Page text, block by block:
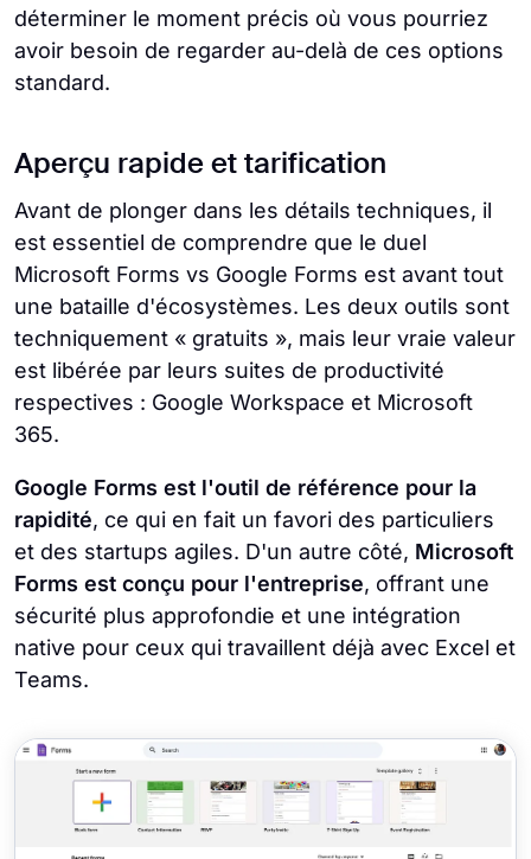
déterminer le moment précis où vous pourriez
avoir besoin de regarder au-delà de ces options
standard.
Aperçu rapide et tarification
Avant de plonger dans les détails techniques, il
est essentiel de comprendre que le duel
Microsoft Forms vs Google Forms est avant tout
une bataille d'écosystèmes. Les deux outils sont
techniquement « gratuits », mais leur vraie valeur
est libérée par leurs suites de productivité
respectives : Google Workspace et Microsoft
365.
Google Forms est l'outil de référence pour la
rapidité, ce qui en fait un favori des particuliers
et des startups agiles. D'un autre côté, Microsoft
Forms est conçu pour l'entreprise, offrant une
sécurité plus approfondie et une intégration
native pour ceux qui travaillent déjà avec Excel et
Teams.